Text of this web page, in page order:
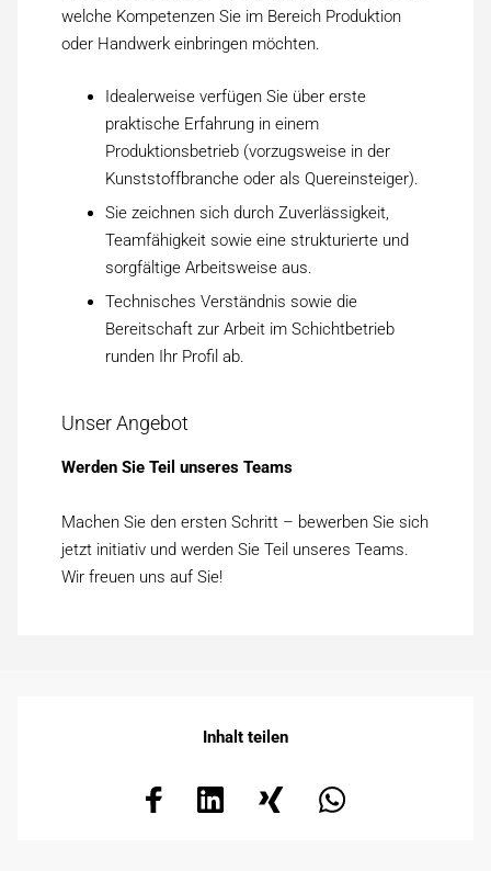
welche Kompetenzen Sie im Bereich Produktion
oder Handwerk einbringen möchten.
Idealerweise verfügen Sie über erste
praktische Erfahrung in einem
Produktionsbetrieb (vorzugsweise in der
Kunststoffbranche oder als Quereinsteiger).
Sie zeichnen sich durch Zuverlässigkeit,
Teamfähigkeit sowie eine strukturierte und
sorgfältige Arbeitsweise aus.
Technisches Verständnis sowie die
Bereitschaft zur Arbeit im Schichtbetrieb
runden Ihr Profil ab.
Unser Angebot
Werden Sie Teil unseres Teams
Machen Sie den ersten Schritt – bewerben Sie sich
jetzt initiativ und werden Sie Teil unseres Teams.
Wir freuen uns auf Sie!
Inhalt teilen